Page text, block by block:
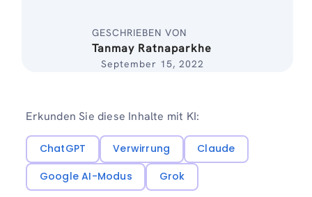
GESCHRIEBEN VON
Tanmay Ratnaparkhe
September 15, 2022
Erkunden Sie diese Inhalte mit KI:
ChatGPT Verwirrung
Claude
Google AI-Modus
Grok